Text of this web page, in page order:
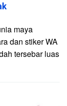
maya
dan stiker WA
tersebar luas